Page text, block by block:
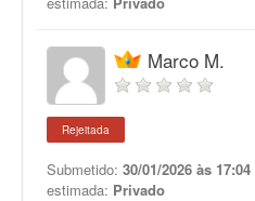
Marco M.
Rejeitada
Submetido: 30/01/2026 às 17:04
estimada: Privado